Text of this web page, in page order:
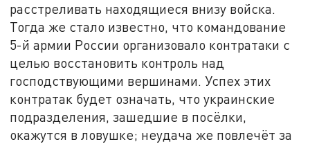
расстреливать находящиеся внизу войска.
Тогда же стало известно, что командование
5-й армии России организовало контратаки с
целью восстановить контроль над
господствующими вершинами. Успех этих
контратак будет означать, что украинские
подразделения, зашедшие в посёлки,
окажутся в ловушке; неудача же повлечёт за